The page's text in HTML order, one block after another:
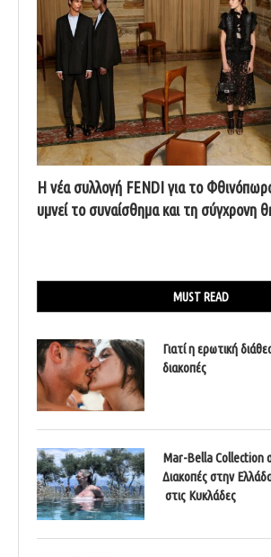
Η νέα συλλογή FENDI για το
υμνεί το συναίσθημα και τη σύγχρονη
MUST READ
Γιατί η ερωτική
διακοπές
Mar-Bella Collection
Διακοπές στην
στις Κυκλάδες